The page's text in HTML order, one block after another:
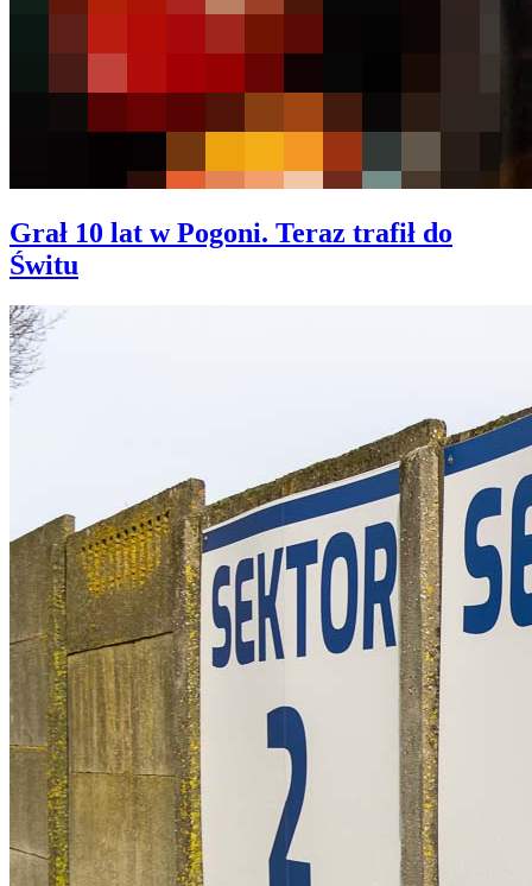
Grał 10 lat w Pogoni. Teraz trafił do
Świtu